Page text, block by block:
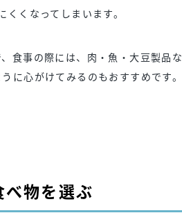
くなってしまいます。
食事の際には、肉・魚・大豆製品な
に心がけてみるのもおすすめです。
物を選ぶ